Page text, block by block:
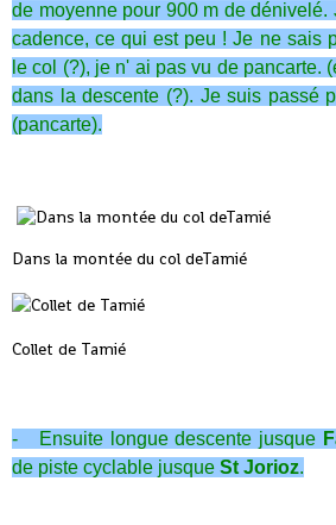
de moyenne pour 900 m de dénivelé.
cadence, ce qui est peu ! Je ne sais
le col (?), je n' ai pas vu de pancarte.
dans la descente (?). Je suis passé
(pancarte).
Dans la montée du col deTamié
Collet de Tamié
- Ensuite longue descente jusque
de piste cyclable jusque St Jorioz.